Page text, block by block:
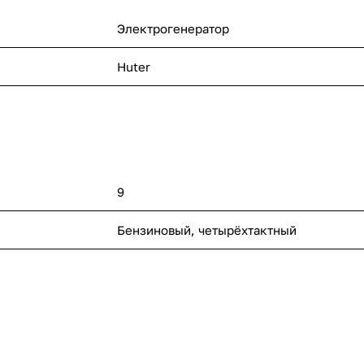
а
Электрогенератор
Huter
9
Бензиновый, четырёхтактный